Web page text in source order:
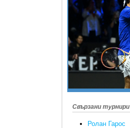
Свързани турнири
Ролан Гарос